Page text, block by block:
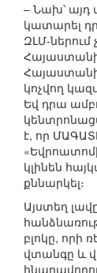
– Նախ՝ այդ
կատարել
ԶԼՄ-ներում
կոչվող
Եվ դրա
է, որ
կլինեն
քննարկել։
Այստեղ
բլոկը, որի
վտանգը և